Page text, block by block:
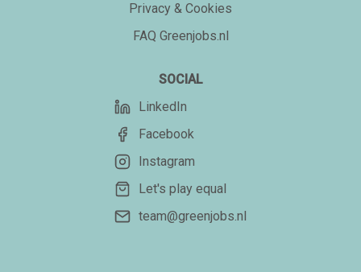
Privacy & Cookies
FAQ Greenjobs.nl
SOCIAL
LinkedIn
Facebook
Instagram
Let's play equal
team@greenjobs.nl